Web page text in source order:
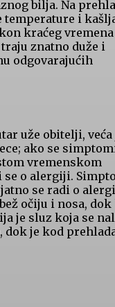
bilja. Na
i
kraćeg vremena
znatno duže i
odgovarajućih
uže obitelji, veća
ako se
vremenskom
se o alergiji.
se radi o
očiju i nosa, dok
je sluz koja se
dok je kod